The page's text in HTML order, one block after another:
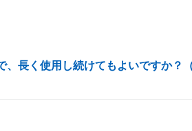
、長く使用し続けてもよいですか？